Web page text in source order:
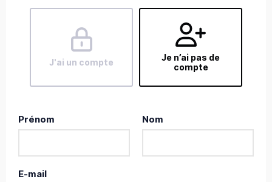
J'ai un compte
Je n’ai pas de
compte
Prénom Nom
E-mail